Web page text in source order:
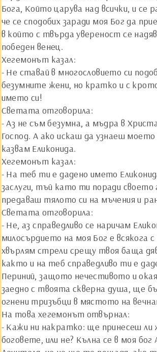
Бога, Който царува над всички, и се
че се сподобих заради моя Бог да
в който с твърда увереност се
победен венец.
Хегемонът казал:
- Не ставай в многословието си
безумните жени, но кратко и с
името си!
Светата отговорила:
- Аз не съм безумна, а мъдра в
Господ. А ако искаш да узнаеш моето
казвам Еликонида.
Хегемонът казал:
- На теб ти е дадено името
заслуги, тъй като ти поради своето
предаваш тялото си на мъчения и
Светата отговорила:
- Не, аз справедливо се наричам
милосърдието на моя Бог е всякога с
хвърлям стрели срещу твоя баща
както и на теб справедливо ти е
Периний, защото нечестивото и
заедно с твоята скверна душа, ще
огнени тризъбци в мястото на
На това хегемонът отвърнал:
- Кажи ни накратко: ще принесеш
боговете, или не? Кълна се в моя бог